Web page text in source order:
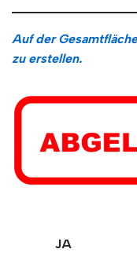
Auf der
zu erstellen.
JA